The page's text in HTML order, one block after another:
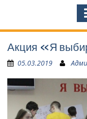
Акция «Я
05.03.2019